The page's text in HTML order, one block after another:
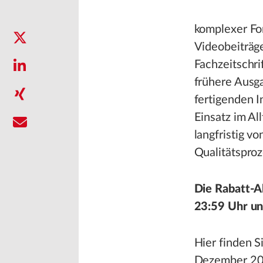
komplexer
frühere
fertigenden
Einsatz im
langfristig
Die Rabatt-
23:59 Uhr
Hier finden
Dezember